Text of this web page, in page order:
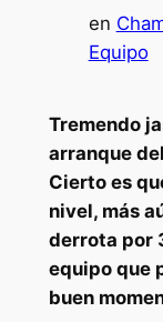
en
Equipo
Tremendo
arranque
Cierto es
nivel, más
derrota por
equipo que
buen